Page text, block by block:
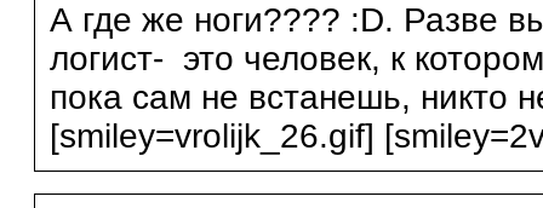
А где же ноги???? :D. Разве
логист- это человек, к
пока сам не встанешь, никто
[smiley=vrolijk_26.gif]